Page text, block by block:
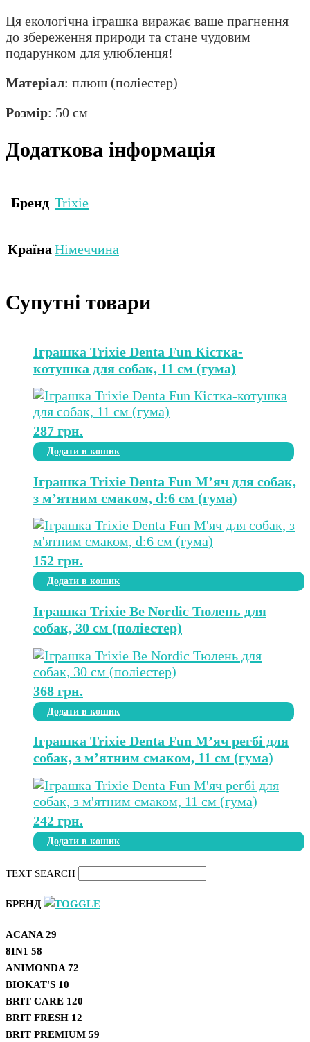
Ця екологічна іграшка виражає ваше прагнення
до збереження природи та стане чудовим
подарунком для улюбленця!
Матеріал: плюш (поліестер)
Розмір: 50 см
Додаткова інформація
Бренд Trixie
Країна Німеччина
Супутні товари
Іграшка Trixie Denta Fun Кістка-
котушка для собак, 11 см (гума)
287 грн.
Додати в кошик
Іграшка Trixie Denta Fun М’яч для собак,
з м’ятним смаком, d:6 см (гума)
152 грн.
Додати в кошик
Іграшка Trixie Be Nordic Тюлень для
собак, 30 см (поліестер)
368 грн.
Додати в кошик
Іграшка Trixie Denta Fun М’яч регбі для
собак, з м’ятним смаком, 11 см (гума)
242 грн.
Додати в кошик
TEXT SEARCH
БРЕНД
ACANA 29
8IN1 58
ANIMONDA 72
BIOKAT'S 10
BRIT CARE 120
BRIT FRESH 12
BRIT PREMIUM 59